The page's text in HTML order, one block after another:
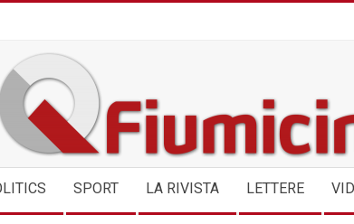
SPORT LA RIVISTA LETTERE